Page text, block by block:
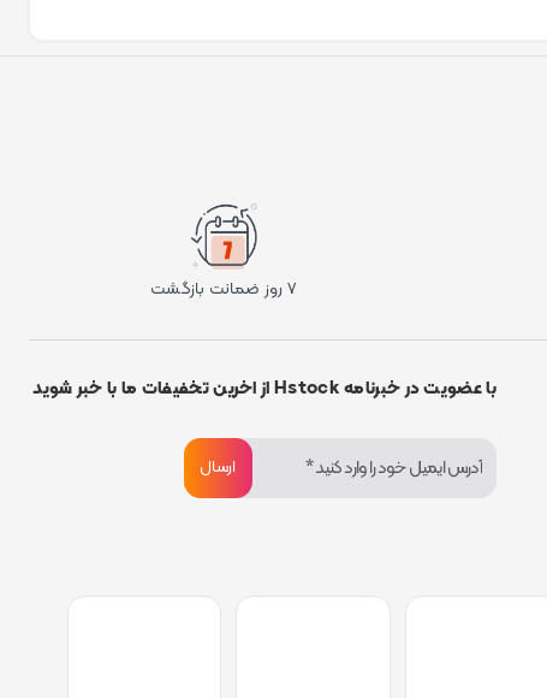
۷ روز ضمانت بازگشت
با عضویت در خبرنامه Hstock از اخرین تخفیفات ما با خبر شوید